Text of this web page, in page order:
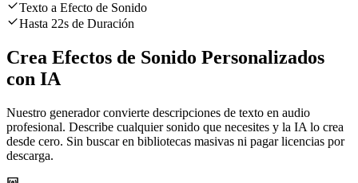
Texto a Efecto de Sonido
Hasta 22s de Duración
Crea Efectos de Sonido Personalizados
con IA
Nuestro generador convierte descripciones de texto en audio
profesional. Describe cualquier sonido que necesites y la IA lo crea
desde cero. Sin buscar en bibliotecas masivas ni pagar licencias por
descarga.